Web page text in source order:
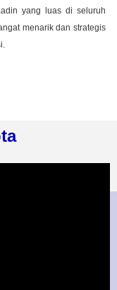
yang luas di seluruh
menarik dan strategis